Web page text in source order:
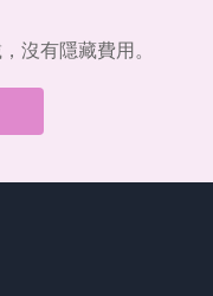
沒有隱藏費用。